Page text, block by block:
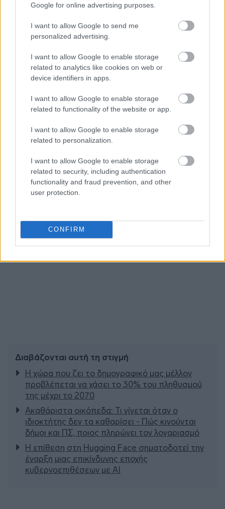
Google for online advertising purposes.
I want to allow Google to send me
personalized advertising.
I want to allow Google to enable storage
related to analytics like cookies on web or
device identifiers in apps.
I want to allow Google to enable storage
related to functionality of the website or app.
I want to allow Google to enable storage
related to personalization.
I want to allow Google to enable storage
related to security, including authentication
functionality and fraud prevention, and other
user protection.
CONFIRM
υποχώρηση κατά έξι θέσεις, από την 53η στην 59η
Επιχειρηματική Αποτελεσματικότητα
Παραμένει στην 53η θέση, όπως και πέρσι.
Υποδομές: Υποχωρεί κατά τέσσερις θέσεις, από
την 40ή στην 44η θέση, σημειώνοντας τη χειρότερη
Ακολουθήστε τοinsider.gr στο Google News
από την Ελλάδα και τον κόσμο.
Διαβάζονται αυτή τη στιγμή
Η χώρα που ζει το δημογραφικό μας μέλλον
προβλέπεται να χάσει το 30% του πληθυσμού
της μέχρι το 2070
Ακαθάριστα οικόπεδα: Τι γίνεται όταν ο
ιδιοκτήτης δεν τα καθαρίσει - Πώς κινούνται
δήμοι και ΠΣ, ποιος πληρώνει τον λογαριασμό
Η επίθεση στη Hugging Face σηματοδοτεί την
έναρξη μιας επικίνδυνης εποχής
κυβερνοεπιθέσεων με AI